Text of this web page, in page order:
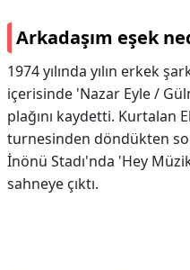
Arkadaşım eşek
1974 yılında yılın erkek
içerisinde 'Nazar Eyle /
plağını kaydetti. Kurtalan
turnesinden döndükten
İnönü Stadı'nda 'Hey
sahneye çıktı.